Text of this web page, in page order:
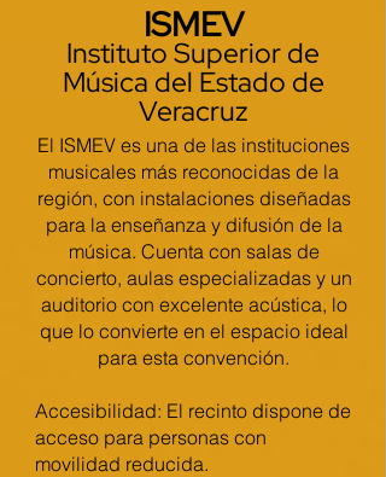
ISMEV
Instituto Superior de
Música del Estado de
Veracruz
El ISMEV es una de las instituciones
musicales más reconocidas de la
región, con instalaciones diseñadas
para la enseñanza y difusión de la
música. Cuenta con salas de
concierto, aulas especializadas y un
auditorio con excelente acústica, lo
que lo convierte en el espacio ideal
para esta convención.
Accesibilidad: El recinto dispone de
acceso para personas con
movilidad reducida.